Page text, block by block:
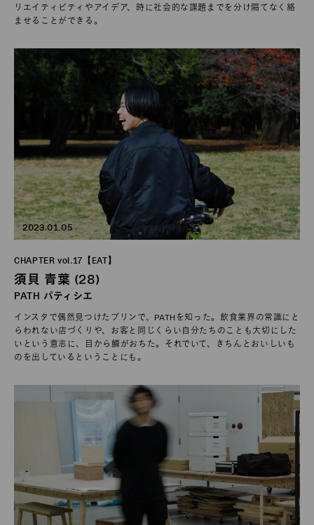
リエイティビティやアイデア、時に社会的な課題までを分け隔てなく絡
ませることができる。
2023.01.05
CHAPTER vol.17【EAT】
須貝 青葉 (28)
PATH パティシエ
インスタで偶然見つけたプリンで、PATHを知った。飲食業界の常識にと
らわれない店づくりや、お客と同じくらい自分たちのことも大切にした
いという意志に、目から鱗がおちた。それでいて、きちんとおいしいも
のを出しているということにも。